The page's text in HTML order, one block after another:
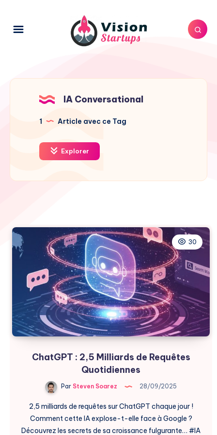
IA Conversational
1 Article avec ce Tag
Explorer
30
ChatGPT : 2,5 Milliards de Requêtes
Quotidiennes
Par Steven Soarez 28/09/2025
2,5 milliards de requêtes sur ChatGPT chaque jour !
Comment cette IA explose-t-elle face à Google ?
Découvrez les secrets de sa croissance fulgurante… #IA